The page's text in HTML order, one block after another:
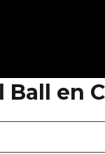
Ball en